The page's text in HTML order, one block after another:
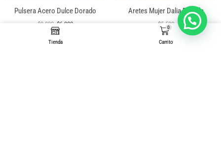
Pulsera Acero Dulce Dorado
$8,000 $6,000
AÑADIR AL CARRITO
Aretes Mujer Dalia Dorada
$5,500
AÑADIR AL CARRITO
Tienda
0
Carrito